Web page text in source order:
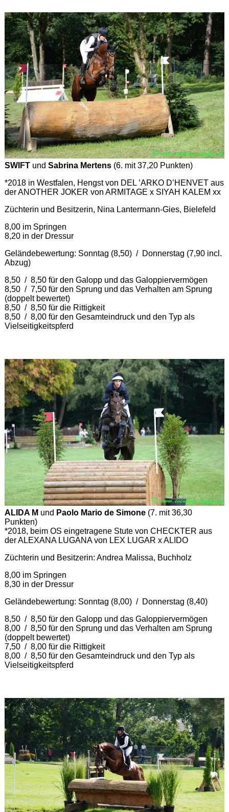
SWIFT und Sabrina Mertens(6. mit 37,20 Punkten)
*2018 in Westfalen, Hengst von DEL ’ARKO D’HENVET aus
der ANOTHER JOKER von ARMITAGE x SIYAH KALEM xx
Züchterin und Besitzerin, Nina Lantermann-Gies, Bielefeld
8,00 im Springen
8,20 in der Dressur
Geländebewertung: Sonntag (8,50) / Donnerstag (7,90 incl.
Abzug)
8,50 / 8,50 für den Galopp und das Galoppiervermögen
8,50 / 7,50 für den Sprung und das Verhalten am Sprung
(doppelt bewertet)
8,50 / 8,50 für die Rittigkeit
8,50 / 8,00 für den Gesamteindruck und den Typ als
Vielseitigkeitspferd
ALIDA M und Paolo Mario de Simone(7. mit 36,30
Punkten)
*2018, beim OS eingetragene Stute von CHECKTER aus
der ALEXANA LUGANA von LEX LUGAR x ALIDO
Züchterin und Besitzerin: Andrea Malissa, Buchholz
8,00 im Springen
8,30 in der Dressur
Geländebewertung: Sonntag (8,00) / Donnerstag (8,40)
8,50 / 8,50 für den Galopp und das Galoppiervermögen
8,00 / 8,50 für den Sprung und das Verhalten am Sprung
(doppelt bewertet)
7,50 / 8,00 für die Rittigkeit
8,00 / 8,50 für den Gesamteindruck und den Typ als
Vielseitigkeitspferd